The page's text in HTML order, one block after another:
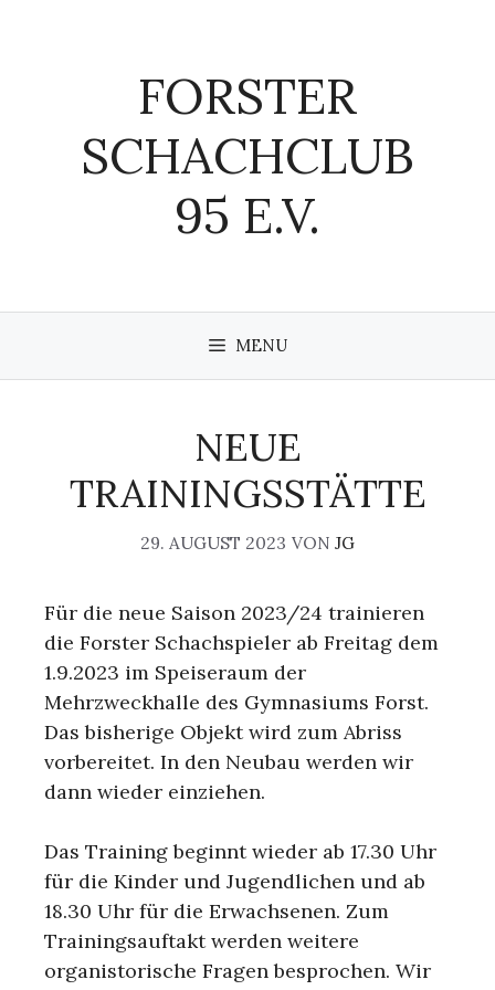
FORSTER
SCHACHCLUB
95 E.V.
MENU
NEUE
TRAININGSSTÄTTE
29. AUGUST 2023 VON JG
Für die neue Saison 2023/24 trainieren
die Forster Schachspieler ab Freitag dem
1.9.2023 im Speiseraum der
Mehrzweckhalle des Gymnasiums Forst.
Das bisherige Objekt wird zum Abriss
vorbereitet. In den Neubau werden wir
dann wieder einziehen.
Das Training beginnt wieder ab 17.30 Uhr
für die Kinder und Jugendlichen und ab
18.30 Uhr für die Erwachsenen. Zum
Trainingsauftakt werden weitere
organistorische Fragen besprochen. Wir